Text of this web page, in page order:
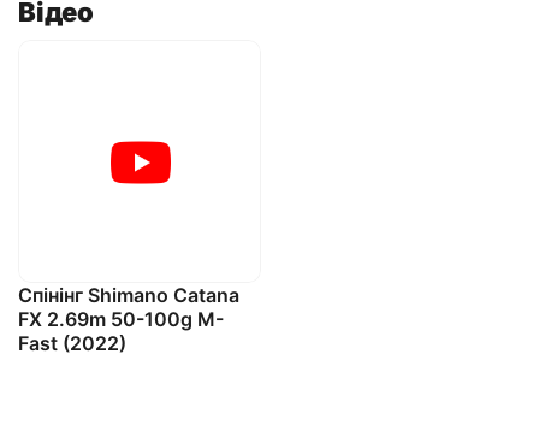
Відео
Спінінг Shimano Catana
FX 2.69m 50-100g M-
Fast (2022)